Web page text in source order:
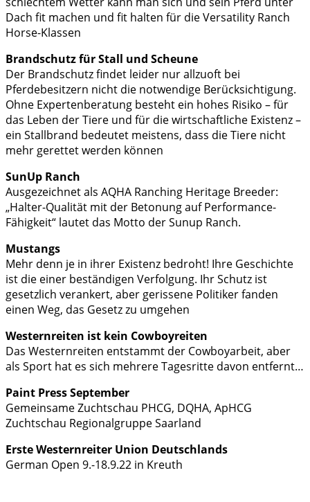
Dach fit machen und fit halten für die Versatility Ranch
Horse-Klassen
Brandschutz für Stall und Scheune
Der Brandschutz findet leider nur allzuoft bei
Pferdebesitzern nicht die notwendige Berücksichtigung.
Ohne Expertenberatung besteht ein hohes Risiko – für
das Leben der Tiere und für die wirtschaftliche Existenz –
ein Stallbrand bedeutet meistens, dass die Tiere nicht
mehr gerettet werden können
SunUp Ranch
Ausgezeichnet als AQHA Ranching Heritage Breeder:
„Halter-Qualität mit der Betonung auf Performance-
Fähigkeit“ lautet das Motto der Sunup Ranch.
Mustangs
Mehr denn je in ihrer Existenz bedroht! Ihre Geschichte
ist die einer beständigen Verfolgung. Ihr Schutz ist
gesetzlich verankert, aber gerissene Politiker fanden
einen Weg, das Gesetz zu umgehen
Westernreiten ist kein Cowboyreiten
Das Westernreiten entstammt der Cowboyarbeit, aber
als Sport hat es sich mehrere Tagesritte davon entfernt…
Paint Press September
Gemeinsame Zuchtschau PHCG, DQHA, ApHCG
Zuchtschau Regionalgruppe Saarland
Erste Westernreiter Union Deutschlands
German Open 9.-18.9.22 in Kreuth